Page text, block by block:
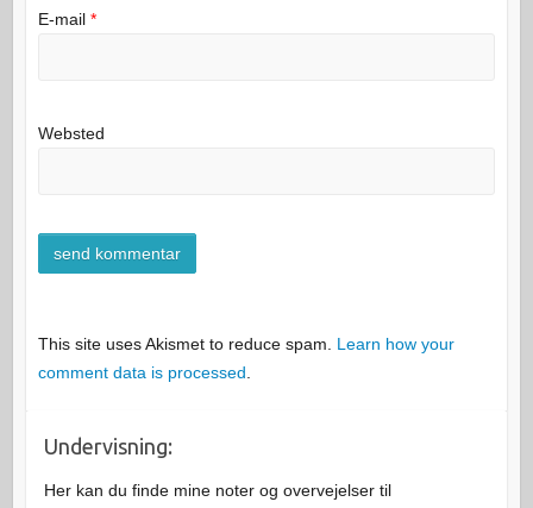
E-mail *
Websted
This site uses Akismet to reduce spam. Learn how your
comment data is processed
Undervisning:
Her kan du finde mine noter og overvejelser til